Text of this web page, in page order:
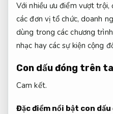
Với nhiều ưu điểm vượt
các đơn vị tổ chức, doanh
dùng trong các chương
nhạc hay các sự kiện cộng
Con dấu đóng trên
Cam kết.
Đặc điểm nổi bật con